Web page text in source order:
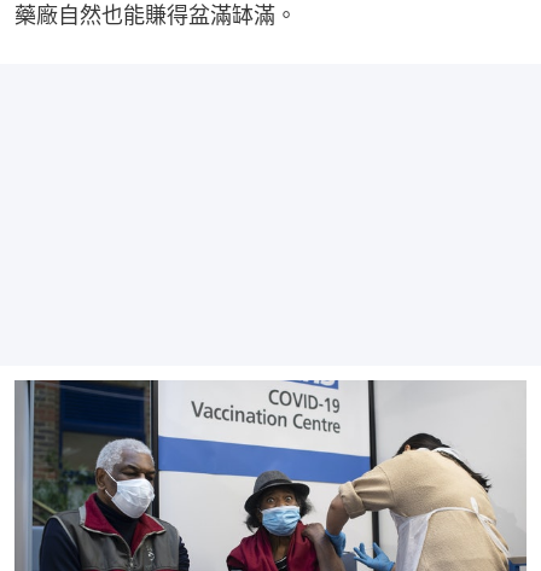
藥廠自然也能賺得盆滿缽滿。